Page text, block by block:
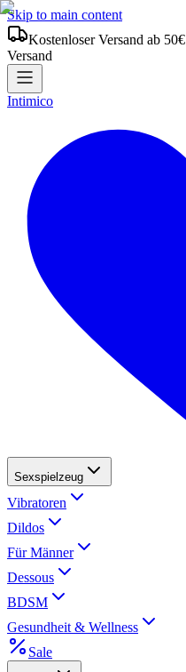
Skip to main content
Kostenloser Versand ab 50€
Versand
Intimico
Sexspielzeug
Vibratoren
Dildos
Für Männer
Dessous
BDSM
Gesundheit & Wellness
Sale